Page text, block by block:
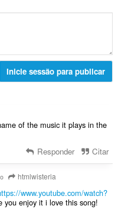
Inicie sessão para publicar
of the music it plays in the
Responder Citar
htmlwisteria
www.youtube.com/watch?
you enjoy it i love this song!